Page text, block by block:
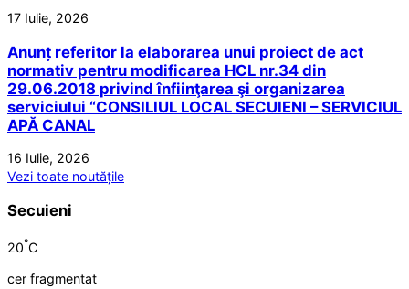
17 Iulie, 2026
Anunț referitor la elaborarea unui proiect de act
normativ pentru modificarea HCL nr.34 din
29.06.2018 privind înfiinţarea şi organizarea
serviciului “CONSILIUL LOCAL SECUIENI – SERVICIUL
APĂ CANAL
16 Iulie, 2026
Vezi toate noutățile
Secuieni
20°C
cer fragmentat